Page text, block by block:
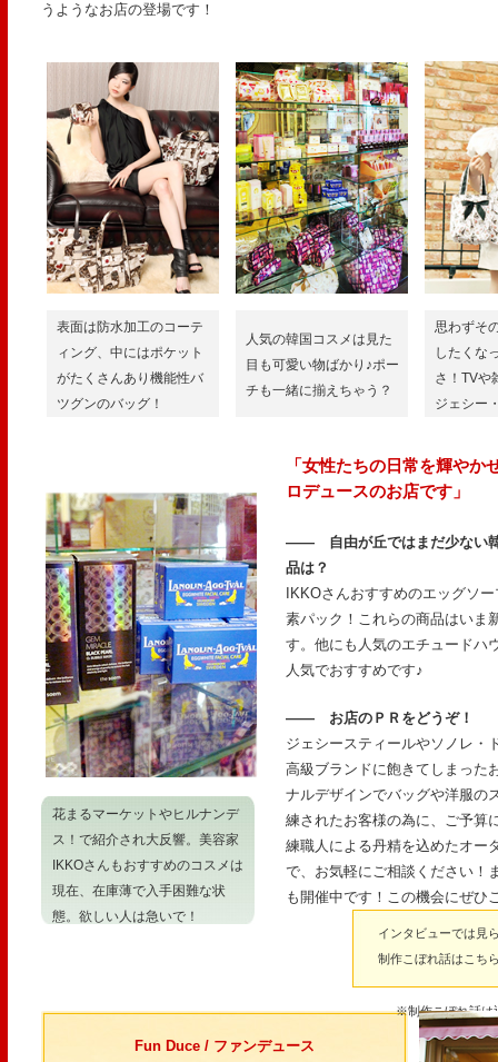
うようなお店の登場です！
表面は防水加工のコーテ
ィング​、中にはポケット
がたくさんあり機能性バ
ツグンのバッグ！
人気の韓国コスメは見た
目も可愛い物ばかり♪ポー
チも一緒に揃えちゃう？
思わずそ
したくな
さ！TVや
ジェシー
花まるマーケットやヒルナンデ
ス！で紹介され大反響。美容家
IKKOさんもおすすめのコスメは
現在、在庫薄で入手困難な状
態。欲しい人は急いで！
「女性たちの日常を輝や
ロデュースのお店です」
―― 自由が丘ではまだ少ない韓
品は？
IKKOさんおすすめのエッグソ
素パック！これらの商品はいま
す。他にも人気のエチュードハ
人気でおすすめです♪
―― お店のＰＲをどうぞ！
ジェシースティールやソノレ・
高級ブランドに飽きてしまった
ナルデザインでバッグや洋服の
練されたお客様の為に、ご予算
練職人による丹精を込めたオー
で、お気軽にご相談ください！
も開催中です！この機会にぜひ
インタビューでは見
制作こぼれ話はこち
※制作こぼれ話は
Fun Duce / ファンデュース